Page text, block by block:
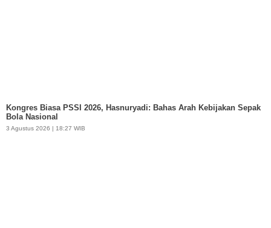
Kongres Biasa PSSI 2026, Hasnuryadi: Bahas Arah Kebijakan Sepak
Bola Nasional
3 Agustus 2026 | 18:27 WIB